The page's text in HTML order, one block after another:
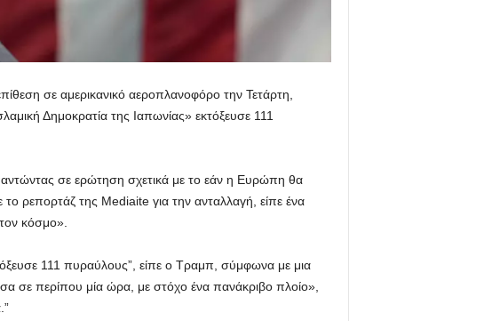
σε αμερικανικό αεροπλανοφόρο την Τετάρτη,
Δημοκρατία της Ιαπωνίας» εκτόξευσε 111
σε ερώτηση σχετικά με το εάν η Ευρώπη θα
ρεπορτάζ της Mediaite για την ανταλλαγή, είπε ένα
κόσμο».
111 πυραύλους”, είπε ο Τραμπ, σύμφωνα με μια
σε περίπου μία ώρα, με στόχο ένα πανάκριβο πλοίο»,